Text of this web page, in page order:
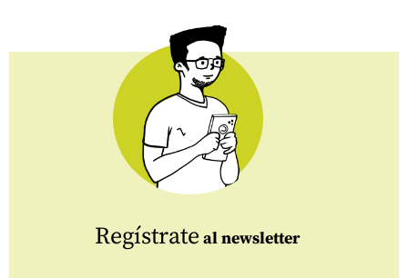
Regístrate al newsletter